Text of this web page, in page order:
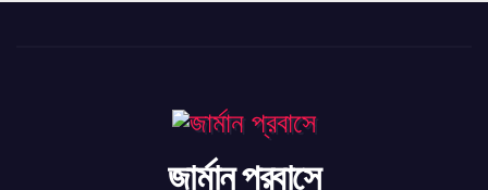
জার্মান প্রবাসে